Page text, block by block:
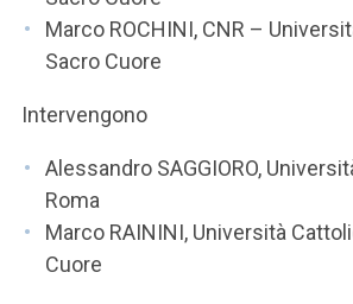
Marco ROCHINI, CNR –
Sacro Cuore
Intervengono
Alessandro SAGGIORO,
Roma
Marco RAININI, Università
Cuore